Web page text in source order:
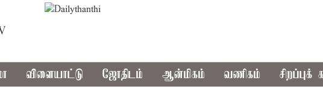
விளையாட்டு ஜோதிடம் ஆன்மிகம் வணிகம்